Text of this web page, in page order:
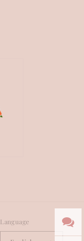
Language